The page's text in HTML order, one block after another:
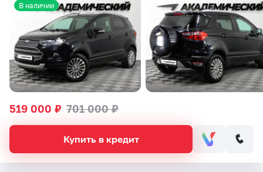
519 000 ₽ 701 000 ₽
В наличии
Купить в кредит